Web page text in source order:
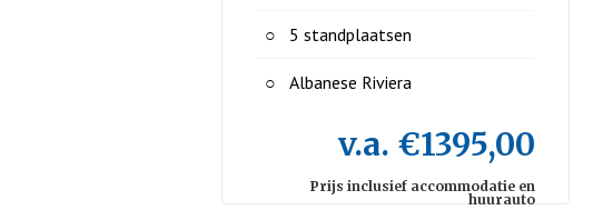
5 standplaatsen
Albanese Riviera
v.a. €1395,00
Prijs inclusief accommodatie en
huurauto